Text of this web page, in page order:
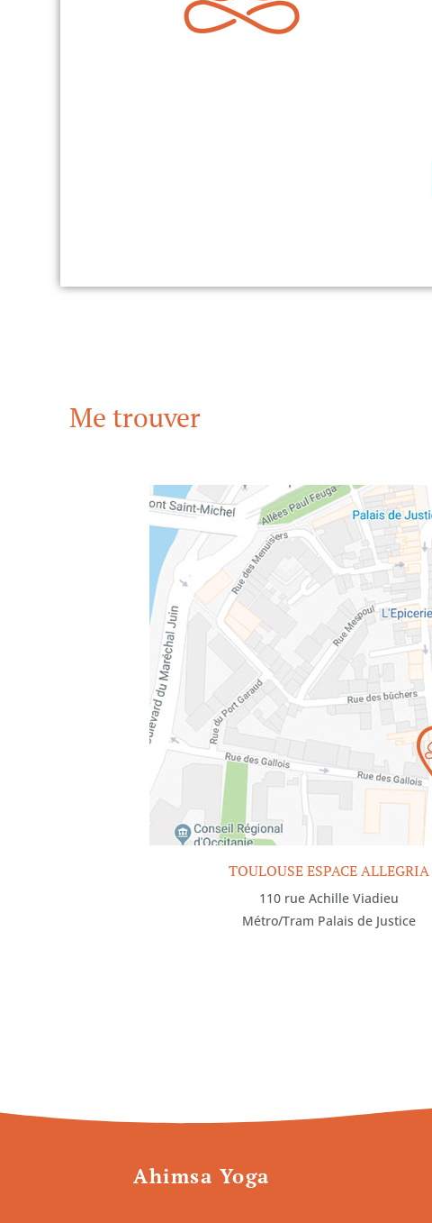
Me trouver
TOULOUSE ESPACE ALLEGRIA
110 rue Achille Viadieu
Métro/Tram Palais de Justice
Ahimsa Yoga